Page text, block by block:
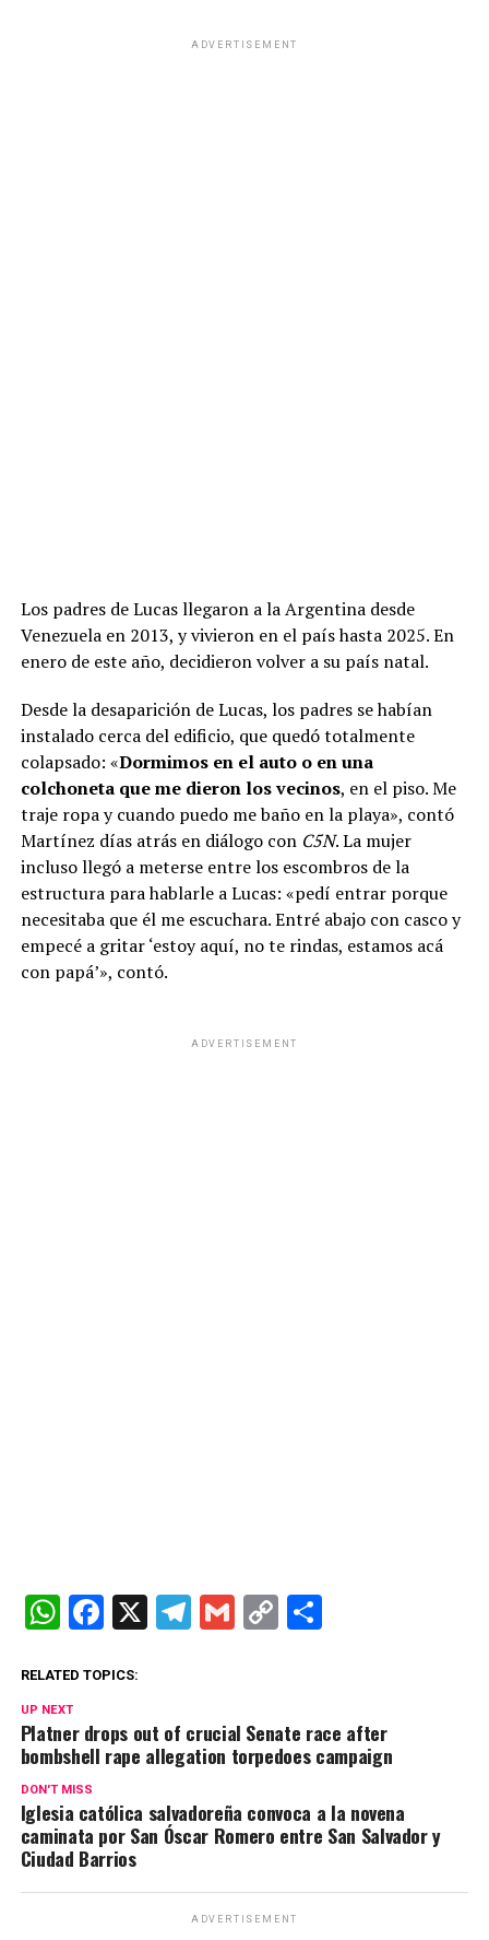
ADVERTISEMENT
Los padres de Lucas llegaron a la Argentina desde
Venezuela en 2013, y vivieron en el país hasta 2025. En
enero de este año, decidieron volver a su país natal.
Desde la desaparición de Lucas, los padres se habían
instalado cerca del edificio, que quedó totalmente
colapsado: «Dormimos en el auto o en una
colchoneta que me dieron los vecinos, en el piso. Me
traje ropa y cuando puedo me baño en la playa», contó
Martínez días atrás en diálogo con C5N. La mujer
incluso llegó a meterse entre los escombros de la
estructura para hablarle a Lucas: «pedí entrar porque
necesitaba que él me escuchara. Entré abajo con casco y
empecé a gritar ‘estoy aquí, no te rindas, estamos acá
con papá’», contó.
ADVERTISEMENT
W
at
s
A
p
p
F
ce
o
k
X T
a
G C
Li
n
C
ar
RELATED TOPICS:
UP NEXT
Platner drops out of crucial Senate race after
bombshell rape allegation torpedoes campaign
DON'T MISS
Iglesia católica salvadoreña convoca a la novena
caminata por San Óscar Romero entre San Salvador y
Ciudad Barrios
ADVERTISEMENT